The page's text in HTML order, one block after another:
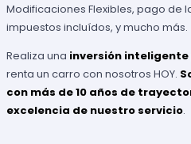
Modificaciones Flexibles, pago de
impuestos incluídos, y mucho más.
Realiza una inversión inteligente
renta un carro con nosotros HOY.
con más de 10 años de
excelencia de nuestro servicio.